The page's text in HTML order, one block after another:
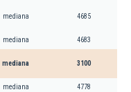
mediana 4685
mediana 4683
mediana 3100
mediana 4778